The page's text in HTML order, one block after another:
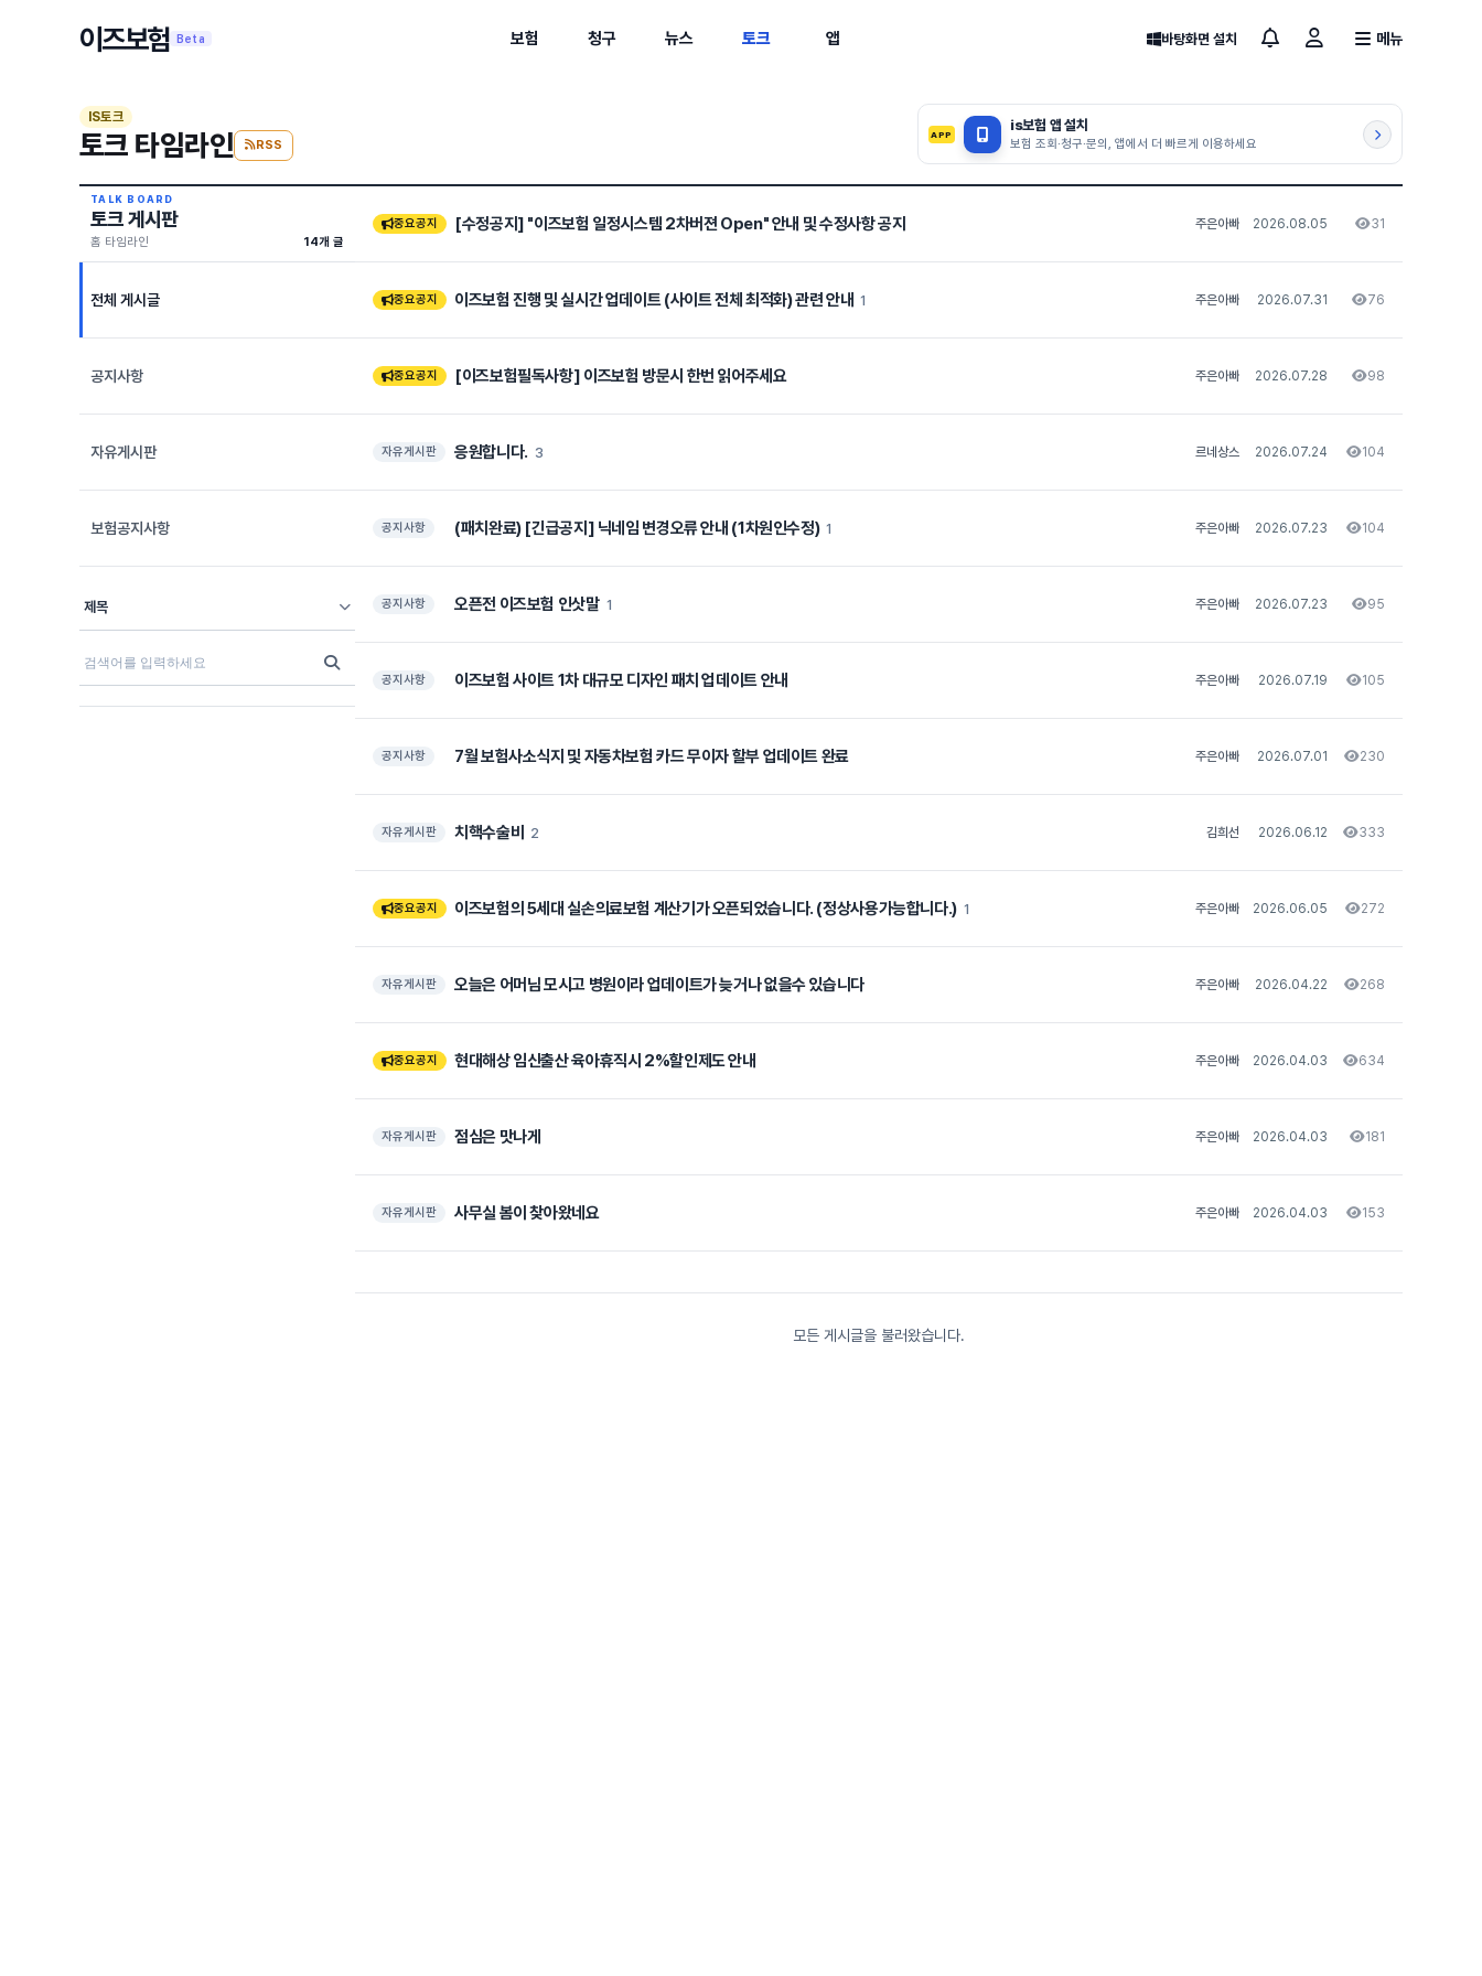
이즈보험 Beta 보험 청구 뉴스 토크 앱 바탕화면 설치 메뉴
IS토크
토크 타임라인 RSS
APP
is보험 앱 설치
보험 조회·청구·문의, 앱에서 더 빠르게 이용하세요
TALK BOARD
토크 게시판
홈 타임라인 14개 글
전체 게시글
공지사항
자유게시판
보험공지사항
제목
중요공지 [수정공지] "이즈보험 일정시스템 2차버젼 Open" 안내 및 수정사항 공지 주은아빠 2026.08.05 조회
31
중요공지 이즈보험 진행 및 실시간 업데이트 (사이트 전체 최적화) 관련 안내 1 주은아빠 2026.07.31 조회
76
중요공지 [이즈보험필독사항] 이즈보험 방문시 한번 읽어주세요 주은아빠 2026.07.28 조회
98
자유게시판 응원합니다. 3 르네상스 2026.07.24 조회
104
공지사항 (패치완료) [긴급공지] 닉네임 변경오류 안내 (1차원인수정) 1 주은아빠 2026.07.23 조회
104
공지사항 오픈전 이즈보험 인삿말 1 주은아빠 2026.07.23 조회
95
공지사항 이즈보험 사이트 1차 대규모 디자인 패치 업데이트 안내 주은아빠 2026.07.19 조회
105
공지사항 7월 보험사소식지 및 자동차보험 카드 무이자 할부 업데이트 완료 주은아빠 2026.07.01 조회
230
자유게시판 치핵수술비 2 김희선 2026.06.12 조회
333
중요공지 이즈보험의 5세대 실손의료보험 계산기가 오픈되었습니다. (정상사용가능합니다.) 1 주은아빠 2026.06.05 조회
272
자유게시판 오늘은 어머님 모시고 병원이라 업데이트가 늦거나 없을수 있습니다 주은아빠 2026.04.22 조회
268
중요공지 현대해상 임신출산 육아휴직시 2%할인제도 안내 주은아빠 2026.04.03 조회
634
자유게시판 점심은 맛나게 주은아빠 2026.04.03 조회
181
자유게시판 사무실 봄이 찾아왔네요 주은아빠 2026.04.03 조회
153
모든 게시글을 불러왔습니다.